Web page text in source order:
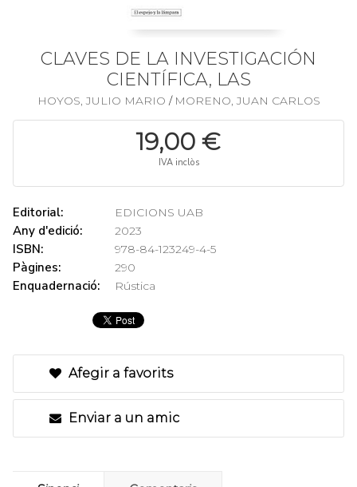
CLAVES DE LA INVESTIGACIÓN
CIENTÍFICA, LAS
HOYOS, JULIO MARIO / MORENO, JUAN CARLOS
19,00 €
IVA inclòs
Editorial: EDICIONS UAB
Any d'edició: 2023
ISBN: 978-84-123249-4-5
Pàgines: 290
Enquadernació: Rústica
Afegir a favorits
Enviar a un amic